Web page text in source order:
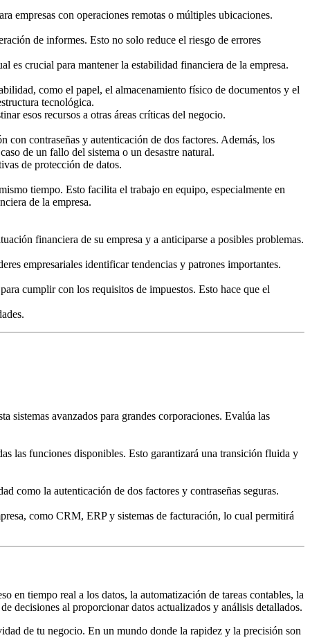
empresas con operaciones remotas o múltiples ubicaciones.
de informes. Esto no solo reduce el riesgo de errores
es crucial para mantener la estabilidad financiera de la empresa.
como el papel, el almacenamiento físico de documentos y el
tecnológica.
esos recursos a otras áreas críticas del negocio.
con contraseñas y autenticación de dos factores. Además, los
de un fallo del sistema o un desastre natural.
de protección de datos.
tiempo. Esto facilita el trabajo en equipo, especialmente en
de la empresa.
financiera de su empresa y a anticiparse a posibles problemas.
empresariales identificar tendencias y patrones importantes.
cumplir con los requisitos de impuestos. Esto hace que el
sistemas avanzados para grandes corporaciones. Evalúa las
las funciones disponibles. Esto garantizará una transición fluida y
como la autenticación de dos factores y contraseñas seguras.
como CRM, ERP y sistemas de facturación, lo cual permitirá
en tiempo real a los datos, la automatización de tareas contables, la
decisiones al proporcionar datos actualizados y análisis detallados.
de tu negocio. En un mundo donde la rapidez y la precisión son